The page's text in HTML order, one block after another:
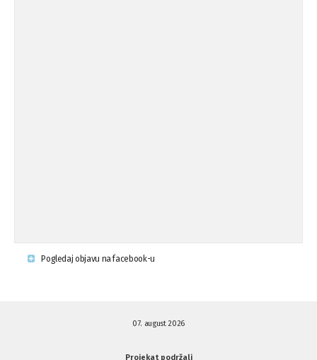
Pogledaj objavu na facebook-u
07. august 2026
Projekat podržali